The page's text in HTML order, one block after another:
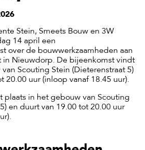
Stein, Smeets Bouw en 3W
14 april een
over de bouwwerkzaamheden aan
in Nieuwdorp. De bijeenkomst vindt
Scouting Stein (Dieterenstraat 5)
20.00 uur (inloop vanaf 18.45 uur).
plaats in het gebouw van Scouting
en duurt van 19.00 tot 20.00 uur